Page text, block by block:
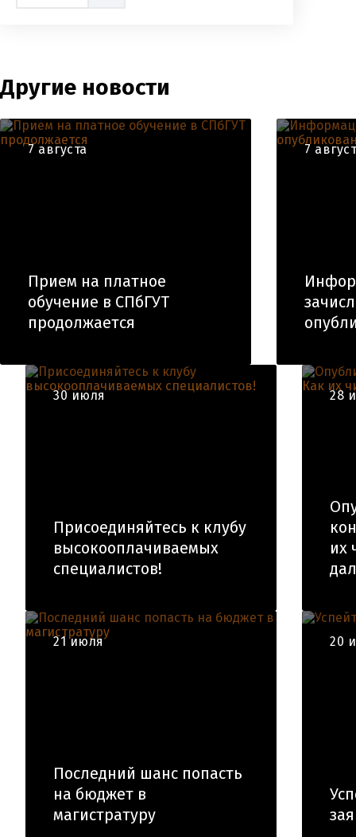
Другие новости
7 августа
Прием на платное
обучение в СПбГУТ
продолжается
7
30 июля
Присоединяйтесь к клубу
высокооплачиваемых
специалистов!
28
их
21 июля
Последний шанс попасть
на бюджет в
магистратуру
20